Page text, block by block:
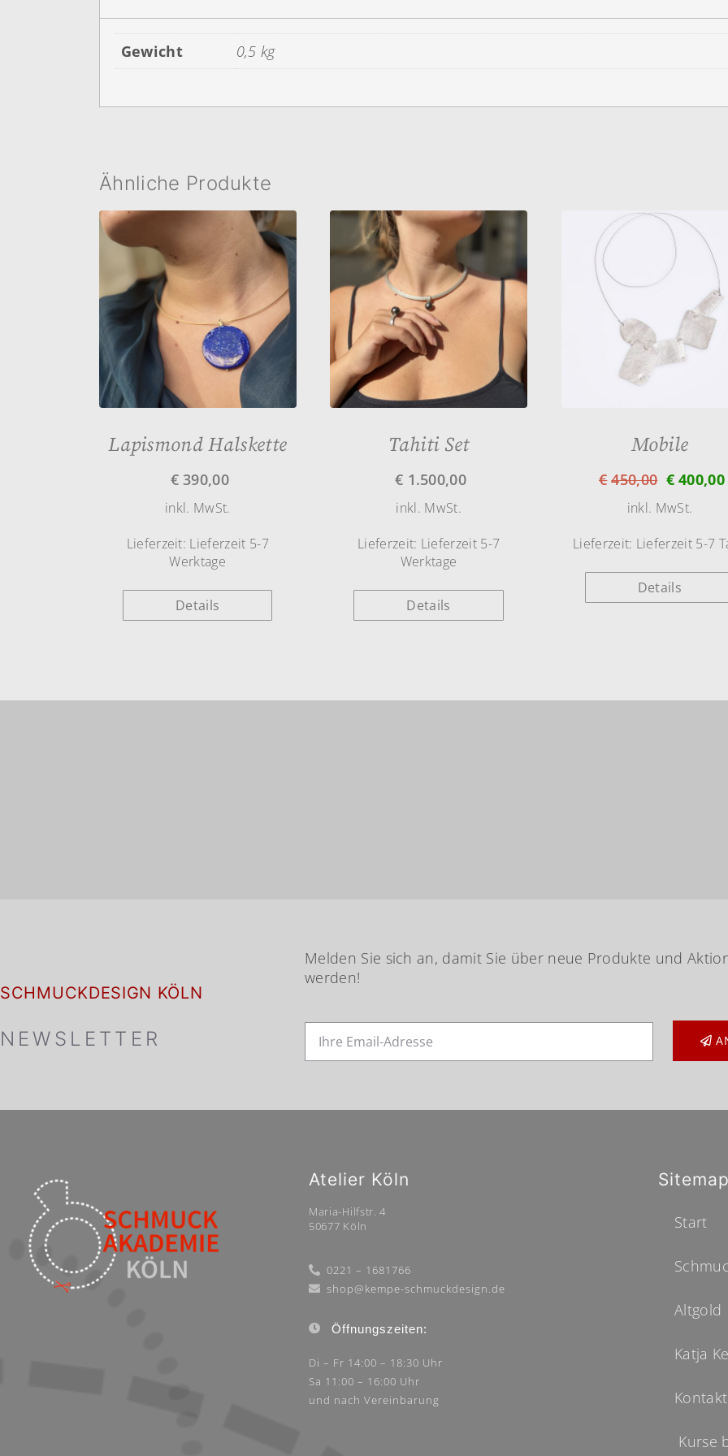
Gewicht 0,5 kg
Ähnliche Produkte
Lapismond Halskette
€ 390,00
inkl. MwSt.
Lieferzeit: Lieferzeit 5-7
Werktage
Details
Tahiti Set
€ 1.500,00
inkl. MwSt.
Lieferzeit: Lieferzeit 5-7
Werktage
Details
Mobile
€ 450,00 € 400,00
inkl. MwSt.
Lieferzeit: Lieferzeit 5-7
Details
SCHMUCKDESIGN KÖLN
NEWSLETTER
Melden Sie sich an, damit Sie über neue Produkte und
werden!
Atelier Köln
Maria-Hilfstr. 4
50677 Köln
0221 – 1681766
shop@kempe-schmuckdesign.de
Öffnungszeiten:
Di – Fr 14:00 – 18:30 Uhr
Sa 11:00 – 16:00 Uhr
und nach Vereinbarung
Sitemap
Start
Altgold
Katja
Kontakt
Kurse